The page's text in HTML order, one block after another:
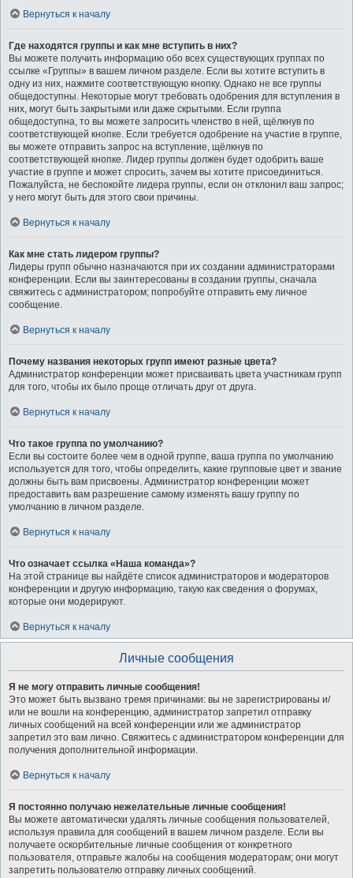
Вернуться к началу
Где находятся группы и как мне вступить в них?
Вы можете получить информацию обо всех существующих группах по
ссылке «Группы» в вашем личном разделе. Если вы хотите вступить в
одну из них, нажмите соответствующую кнопку. Однако не все группы
общедоступны. Некоторые могут требовать одобрения для вступления в
них, могут быть закрытыми или даже скрытыми. Если группа
общедоступна, то вы можете запросить членство в ней, щёлкнув по
соответствующей кнопке. Если требуется одобрение на участие в группе,
вы можете отправить запрос на вступление, щёлкнув по
соответствующей кнопке. Лидер группы должен будет одобрить ваше
участие в группе и может спросить, зачем вы хотите присоединиться.
Пожалуйста, не беспокойте лидера группы, если он отклонил ваш запрос;
у него могут быть для этого свои причины.
Вернуться к началу
Как мне стать лидером группы?
Лидеры групп обычно назначаются при их создании администраторами
конференции. Если вы заинтересованы в создании группы, сначала
свяжитесь с администратором; попробуйте отправить ему личное
сообщение.
Вернуться к началу
Почему названия некоторых групп имеют разные цвета?
Администратор конференции может присваивать цвета участникам групп
для того, чтобы их было проще отличать друг от друга.
Вернуться к началу
Что такое группа по умолчанию?
Если вы состоите более чем в одной группе, ваша группа по умолчанию
используется для того, чтобы определить, какие групповые цвет и звание
должны быть вам присвоены. Администратор конференции может
предоставить вам разрешение самому изменять вашу группу по
умолчанию в личном разделе.
Вернуться к началу
Что означает ссылка «Наша команда»?
На этой странице вы найдёте список администраторов и модераторов
конференции и другую информацию, такую как сведения о форумах,
которые они модерируют.
Вернуться к началу
Личные сообщения
Я не могу отправить личные сообщения!
Это может быть вызвано тремя причинами: вы не зарегистрированы и/
или не вошли на конференцию, администратор запретил отправку
личных сообщений на всей конференции или же администратор
запретил это вам лично. Свяжитесь с администратором конференции для
получения дополнительной информации.
Вернуться к началу
Я постоянно получаю нежелательные личные сообщения!
Вы можете автоматически удалять личные сообщения пользователей,
используя правила для сообщений в вашем личном разделе. Если вы
получаете оскорбительные личные сообщения от конкретного
пользователя, отправьте жалобы на сообщения модераторам; они могут
запретить пользователю отправку личных сообщений.